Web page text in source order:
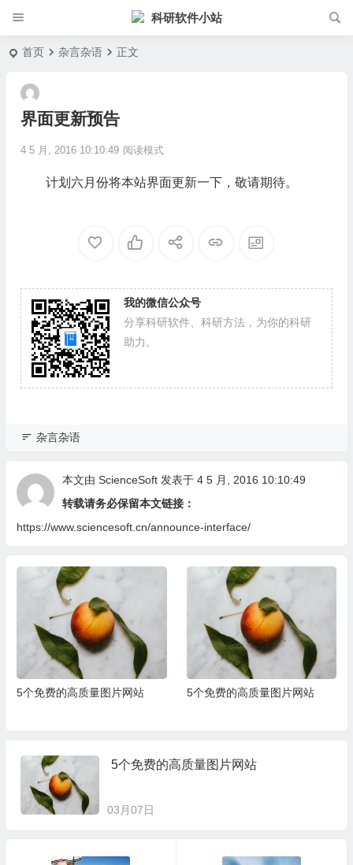
科研软件小站
首页 杂言杂语 正文
界面更新预告
4 5 月, 2016 10:10:49 阅读模式
计划六月份将本站界面更新一下，敬请期待。
我的微信公众号
分享科研软件、科研方法，为你的科研
助力。
杂言杂语
本文由 ScienceSoft发表于 4 5 月, 2016 10:10:49
转载请务必保留本文链接：
https://www.sciencesoft.cn/announce-interface/
5个免费的高质量图片网站 5个免费的高质量图片网站
5个免费的高质量图片网站
03月07日